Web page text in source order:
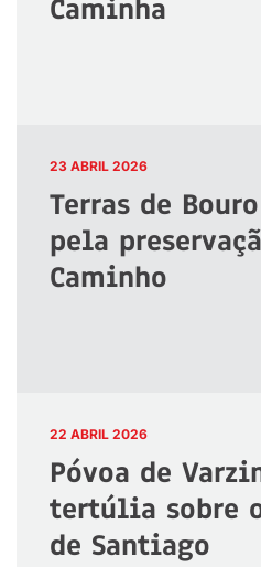
Caminha
23 ABRIL 2026
Terras de
pela
Caminho
22 ABRIL 2026
Póvoa de
tertúlia sobre
de Santiago